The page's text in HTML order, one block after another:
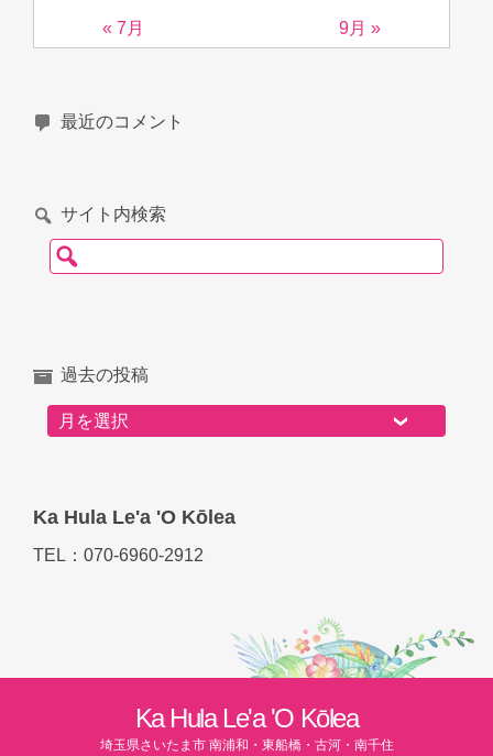
« 7月 9月 »
最近のコメント
サイト内検索
検索:
過去の投稿
過去の投稿
Ka Hula Le'a 'O Kōlea
TEL：070-6960-2912
Ka Hula Le'a 'O Kōlea
埼玉県さいたま市 南浦和・東船橋・古河・南千住